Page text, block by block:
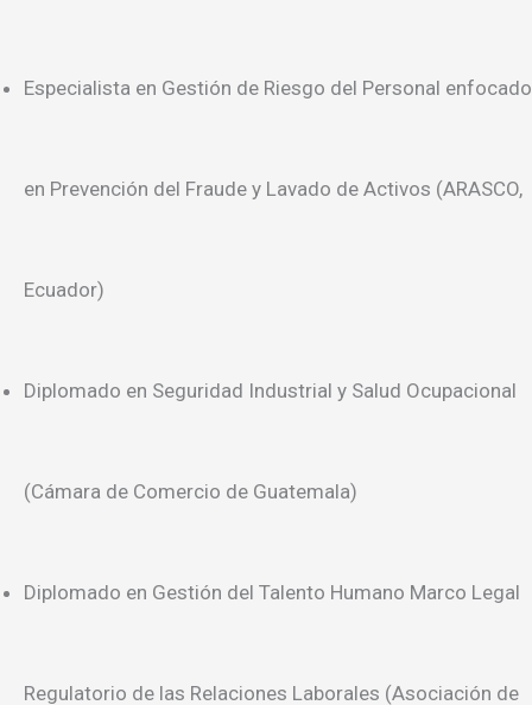
Especialista en Gestión de Riesgo del Personal enfocado
en Prevención del Fraude y Lavado de Activos (ARASCO,
Ecuador)
Diplomado en Seguridad Industrial y Salud Ocupacional
(Cámara de Comercio de Guatemala)
Diplomado en Gestión del Talento Humano Marco Legal
Regulatorio de las Relaciones Laborales (Asociación de